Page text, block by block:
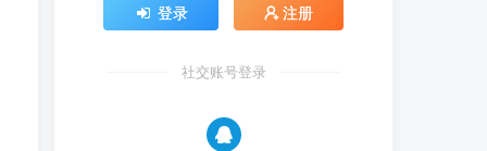
登录 注册
社交账号登录